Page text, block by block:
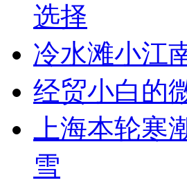
选择
冷水滩小江
经贸小白的
上海本轮
雪